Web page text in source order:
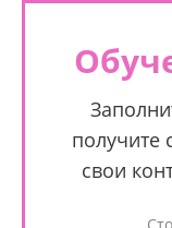
получите
свои